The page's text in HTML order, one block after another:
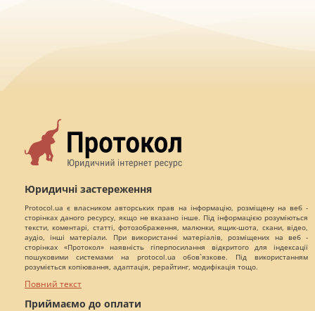
Юридичні застереження
Protocol.ua є власником авторських прав на інформацію, розміщену на веб -
сторінках даного ресурсу, якщо не вказано інше. Під інформацією розуміються
тексти, коментарі, статті, фотозображення, малюнки, ящик-шота, скани, відео,
аудіо, інші матеріали. При використанні матеріалів, розміщених на веб -
сторінках «Протокол» наявність гіперпосилання відкритого для індексації
пошуковими системами на protocol.ua обов`язкове. Під використанням
розуміється копіювання, адаптація, рерайтинг, модифікація тощо.
Повний текст
Приймаємо до оплати